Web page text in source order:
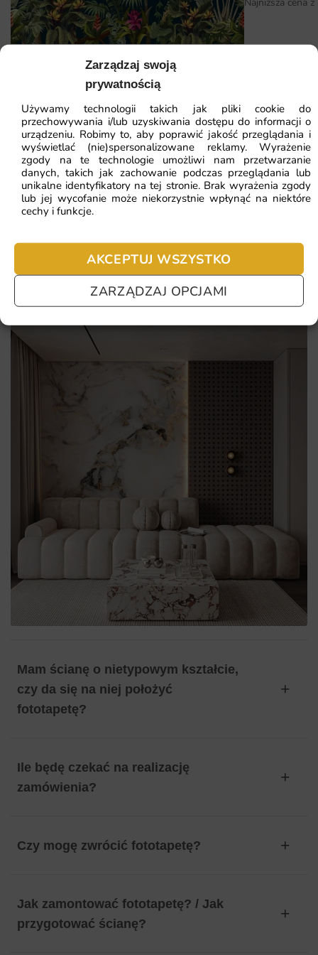
Zarządzaj swoją
prywatnością
Używamy technologii takich jak pliki cookie do
przechowywania i/lub uzyskiwania dostępu do informacji o
urządzeniu. Robimy to, aby poprawić jakość przeglądania i
wyświetlać (nie)spersonalizowane reklamy. Wyrażenie
zgody na te technologie umożliwi nam przetwarzanie
danych, takich jak zachowanie podczas przeglądania lub
unikalne identyfikatory na tej stronie. Brak wyrażenia zgody
lub jej wycofanie może niekorzystnie wpłynąć na niektóre
cechy i funkcje.
AKCEPTUJ WSZYSTKO
ZARZĄDZAJ OPCJAMI
montażu w jednej propozycji. To inwestycja, która szybko
zwraca się w postaci codziennego komfortu.
Najważniejsze argumenty za wyborem tego wzoru:
uniwersalna estetyka pasująca do różnych aranżacji
matowa struktura nieodbijająca światła z lamp i okien
trwałe kolory odporne na blaknięcie i promienie słoneczne
Fototapeta Dżungla Nocą — wzór 2
41.93zł 64.51zł
Najniższa cena z 30 dni: 41.93zł
ZOBACZ WSZYSTKIE
Pomagamy i doradzamy przy każdym zakupie. Ale jeżeli
nie chcesz czekać – sprawdź najczęściej zadawane pytania.
Mam ścianę o nietypowym kształcie,
czy da się na niej położyć
fototapetę?
Ile będę czekać na realizację
zamówienia?
Czy mogę zwrócić fototapetę?
Jak zamontować fototapetę? / Jak
przygotować ścianę?